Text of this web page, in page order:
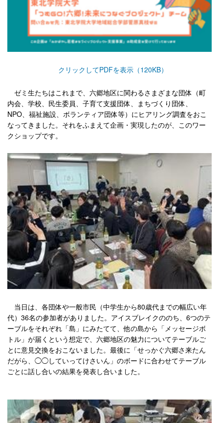
クリックしてPDFを表示（120KB）
ゼミ生たちはこれまで、六郷地区に関わるさまざまな団体（町
内会、学校、民生委員、子育て支援団体、まちづくり団体、
NPO、福祉施設、ボランティア団体等）にヒアリング調査をおこ
なってきました。それをふまえて企画・実現したのが、このワー
クショップです。
当日は、各団体や一般市民（中学生から80歳代までの幅広い年
代）36名の参加者がありました。アイスブレイクののち、6つのテ
ーブルをそれぞれ「島」にみたてて、他の島から「メッセージボ
トル」が届くという想定で、六郷地区の魅力についてテーブルご
とに意見交換をおこないました。最後に「せっかぐ六郷さ来たん
だがら、◯◯していってけさいん」のボードに合わせてテーブル
ごとに話し合いの結果を発表し合いました。